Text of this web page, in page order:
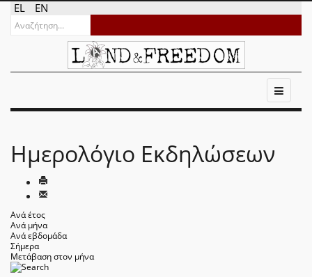
EL EN
Ημερολόγιο Εκδηλώσεων
Ανά έτος
Ανά μήνα
Ανά εβδομάδα
Σήμερα
Μετάβαση στον μήνα